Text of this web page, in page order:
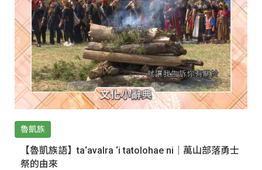
魯凱族
【魯凱族語】ta‘avalra ‘i tatolohae ni｜萬山部落勇士
祭的由來